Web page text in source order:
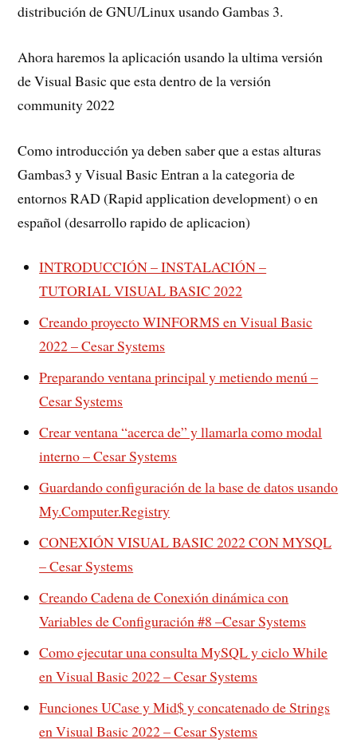
distribución de GNU/Linux usando Gambas 3.
Ahora haremos la aplicación usando la ultima versión
de Visual Basic que esta dentro de la versión
community 2022
Como introducción ya deben saber que a estas alturas
Gambas3 y Visual Basic Entran a la categoria de
entornos RAD (Rapid application development) o en
español (desarrollo rapido de aplicacion)
INTRODUCCIÓN – INSTALACIÓN –
TUTORIAL VISUAL BASIC 2022
Creando proyecto WINFORMS en Visual Basic
2022 – Cesar Systems
Preparando ventana principal y metiendo menú –
Cesar Systems
Crear ventana “acerca de” y llamarla como modal
interno – Cesar Systems
Guardando configuración de la base de datos usando
My.Computer.Registry
CONEXIÓN VISUAL BASIC 2022 CON MYSQL
– Cesar Systems
Creando Cadena de Conexión dinámica con
Variables de Configuración #8 –Cesar Systems
Como ejecutar una consulta MySQL y ciclo While
en Visual Basic 2022 – Cesar Systems
Funciones UCase y Mid$ y concatenado de Strings
en Visual Basic 2022 – Cesar Systems